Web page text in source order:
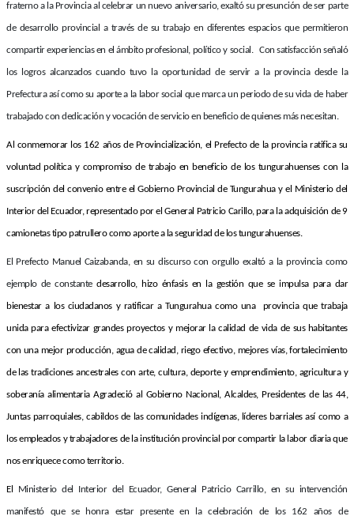
fraterno a la Provincia al celebrar un nuevo aniversario, exaltó su presunción de ser parte
de desarrollo provincial a través de su trabajo en diferentes espacios que permitieron
compartir experiencias en el ámbito profesional, político y social. Con satisfacción señaló
los logros alcanzados cuando tuvo la oportunidad de servir a la provincia desde la
Prefectura así como su aporte a la labor social que marca un periodo de su vida de haber
trabajado con dedicación y vocación de servicio en beneficio de quienes más necesitan.
Al conmemorar los 162 años de Provincialización, el Prefecto de la provincia ratifica su
voluntad política y compromiso de trabajo en beneficio de los tungurahuenses con la
suscripción del convenio entre el Gobierno Provincial de Tungurahua y el Ministerio del
Interior del Ecuador, representado por el General Patricio Carillo, para la adquisición de 9
camionetas tipo patrullero como aporte a la seguridad de los tungurahuenses.
El Prefecto Manuel Caizabanda, en su discurso con orgullo exaltó a la provincia como
ejemplo de constantedesarrollo, hizo énfasis en la gestión que se impulsa para dar
bienestar a los ciudadanos y ratificar a Tungurahua como una provincia que trabaja
unida para efectivizar grandes proyectos y mejorar la calidad de vida de sus habitantes
con una mejor producción, agua de calidad, riego efectivo, mejores vías, fortalecimiento
de las tradiciones ancestrales con arte, cultura, deporte y emprendimiento, agricultura y
soberanía alimentaria Agradeció al Gobierno Nacional, Alcaldes, Presidentes de las 44,
Juntas parroquiales, cabildos de las comunidades indígenas, líderes barriales así como a
los empleados y trabajadores de la institución provincial por compartir la labor diaria que
nos enriquece como territorio.
El Ministerio del Interior del Ecuador, General Patricio Carrillo, en su intervención
manifestó que se honra estar presente en la celebración de los 162 años de